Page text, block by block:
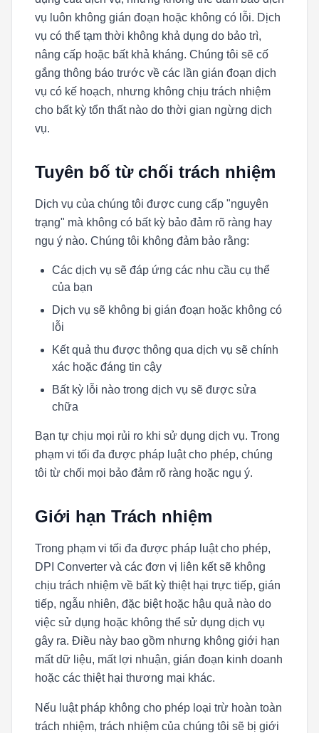
vụ luôn không gián đoạn hoặc không có lỗi. Dịch
vụ có thể tạm thời không khả dụng do bảo trì,
nâng cấp hoặc bất khả kháng. Chúng tôi sẽ cố
gắng thông báo trước về các lần gián đoạn dịch
vụ có kế hoạch, nhưng không chịu trách nhiệm
cho bất kỳ tổn thất nào do thời gian ngừng dịch
vụ.
Tuyên bố từ chối trách nhiệm
Dịch vụ của chúng tôi được cung cấp "nguyên
trạng" mà không có bất kỳ bảo đảm rõ ràng hay
ngụ ý nào. Chúng tôi không đảm bảo rằng:
Các dịch vụ sẽ đáp ứng các nhu cầu cụ thể
của bạn
Dịch vụ sẽ không bị gián đoạn hoặc không có
lỗi
Kết quả thu được thông qua dịch vụ sẽ chính
xác hoặc đáng tin cậy
Bất kỳ lỗi nào trong dịch vụ sẽ được sửa
chữa
Bạn tự chịu mọi rủi ro khi sử dụng dịch vụ. Trong
phạm vi tối đa được pháp luật cho phép, chúng
tôi từ chối mọi bảo đảm rõ ràng hoặc ngụ ý.
Giới hạn Trách nhiệm
Trong phạm vi tối đa được pháp luật cho phép,
DPI Converter và các đơn vị liên kết sẽ không
chịu trách nhiệm về bất kỳ thiệt hại trực tiếp, gián
tiếp, ngẫu nhiên, đặc biệt hoặc hậu quả nào do
việc sử dụng hoặc không thể sử dụng dịch vụ
gây ra. Điều này bao gồm nhưng không giới hạn
mất dữ liệu, mất lợi nhuận, gián đoạn kinh doanh
hoặc các thiệt hại thương mại khác.
Nếu luật pháp không cho phép loại trừ hoàn toàn
trách nhiệm, trách nhiệm của chúng tôi sẽ bị giới